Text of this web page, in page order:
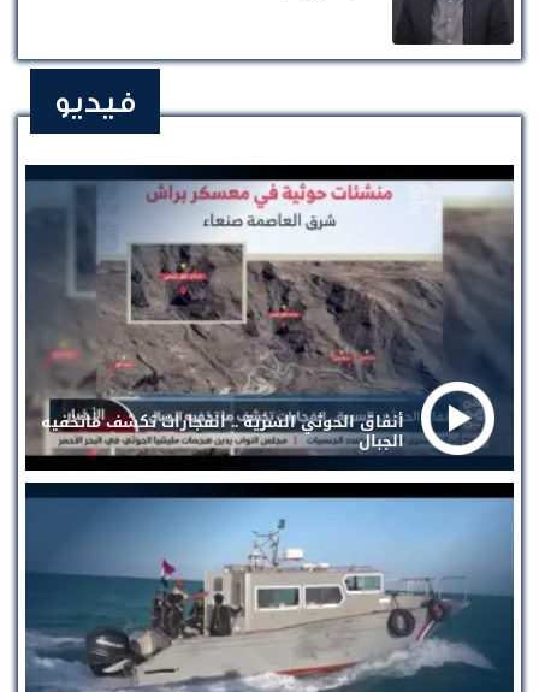
فيديو
أنفاق الحوثي السرية .. انفجارات تكشف ماتخفيه
الجبال